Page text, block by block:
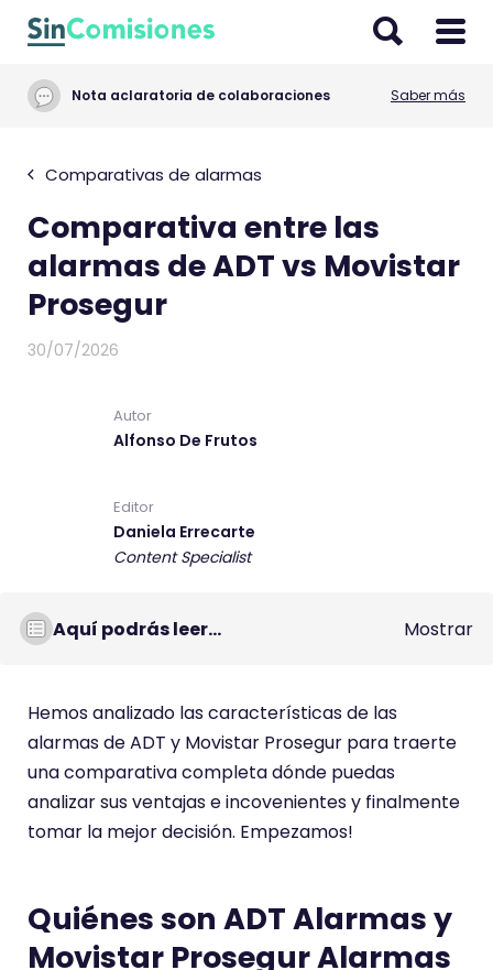
Nota aclaratoria de colaboraciones Saber más
Comparativas de alarmas
Comparativa entre las
alarmas de ADT vs Movistar
Prosegur
30/07/2026
Autor
Alfonso De Frutos
Editor
Daniela Errecarte
Content Specialist
Aquí podrás leer... Mostrar
Hemos analizado las características de las
alarmas de ADT y Movistar Prosegur para traerte
una comparativa completa dónde puedas
analizar sus ventajas e incovenientes y finalmente
tomar la mejor decisión. Empezamos!
Quiénes son ADT Alarmas y
Movistar Prosegur Alarmas